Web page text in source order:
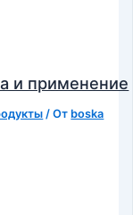
и применение
/ От boska